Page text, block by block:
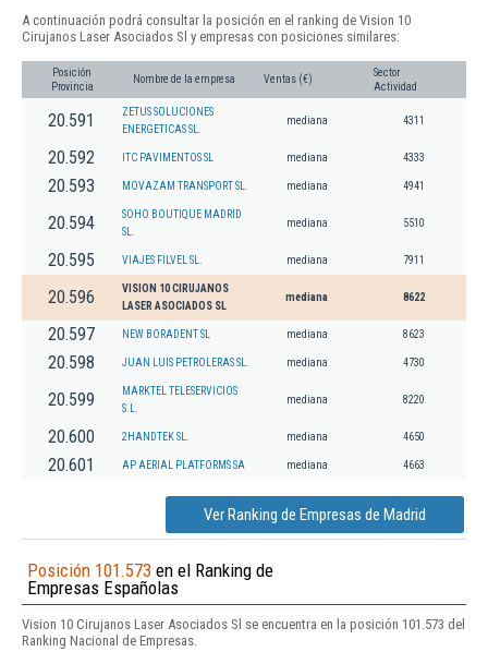
A continuación podrá consultar la posición en el ranking de Vision 10
Cirujanos Laser Asociados Sl y empresas con posiciones similares:
Posición
Provincia
Nombre de la empresa Ventas (€)
Sector
Actividad
20.591
ZETUS SOLUCIONES
ENERGETICAS SL.
mediana 4311
20.592 ITC PAVIMENTOS SL mediana 4333
20.593 MOVAZAM TRANSPORT SL. mediana 4941
20.594
SOHO BOUTIQUE MADRID
SL.
mediana 5510
20.595 VIAJES FILVEL SL. mediana 7911
20.596
VISION 10 CIRUJANOS
LASER ASOCIADOS SL
mediana 8622
20.597 NEW BORADENT SL mediana 8623
20.598 JUAN LUIS PETROLERAS SL. mediana 4730
20.599
MARKTEL TELESERVICIOS
S.L.
mediana 8220
20.600 2HANDTEK SL. mediana 4650
20.601 AP AERIAL PLATFORMS SA mediana 4663
Ver Ranking de Empresas de Madrid
Posición 101.573 en el Ranking de
Empresas Españolas
Vision 10 Cirujanos Laser Asociados Sl se encuentra en la posición 101.573 del
Ranking Nacional de Empresas.